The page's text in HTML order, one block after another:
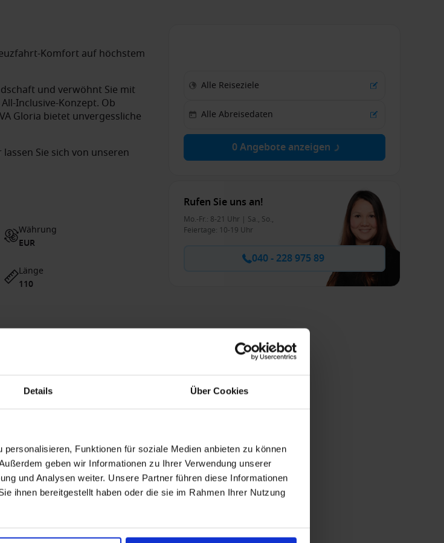
Details Über Cookies
Funktionen für soziale Medien anbieten zu können
geben wir Informationen zu Ihrer Verwendung unserer
und Analysen weiter. Unsere Partner führen diese Informationen
ihnen bereitgestellt haben oder die sie im Rahmen Ihrer Nutzung
Komfort auf höchstem
und verwöhnt Sie mit
Inclusive-Konzept. Ob
Gloria bietet unvergessliche
lassen Sie sich von unseren
Währung
EUR
Länge
110
0 Angebote anzeigen
Rufen Sie uns an!
Mo.-Fr.: 8-21 Uhr | Sa., So.,
Feiertage: 10-19 Uhr
040 - 228 975 89